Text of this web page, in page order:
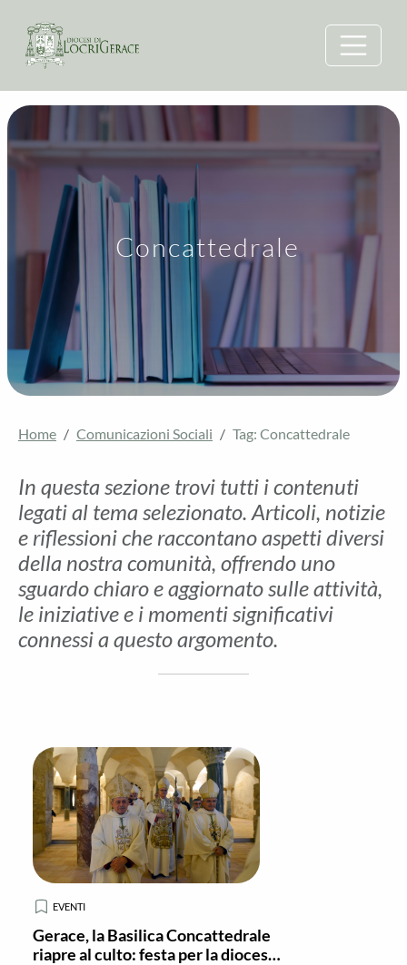
Concattedrale
Home Comunicazioni Sociali Tag: Concattedrale
In questa sezione trovi tutti i contenuti
legati al tema selezionato. Articoli, notizie
e riflessioni che raccontano aspetti diversi
della nostra comunità, offrendo uno
sguardo chiaro e aggiornato sulle attività,
le iniziative e i momenti significativi
connessi a questo argomento.
EVENTI
Gerace, la Basilica Concattedrale
riapre al culto: festa per la diocesi